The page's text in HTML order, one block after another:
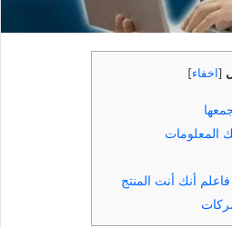
[اخفاء]
المعلومات
أنك أنت المنتج